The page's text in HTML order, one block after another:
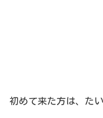
初めて来た方は、た